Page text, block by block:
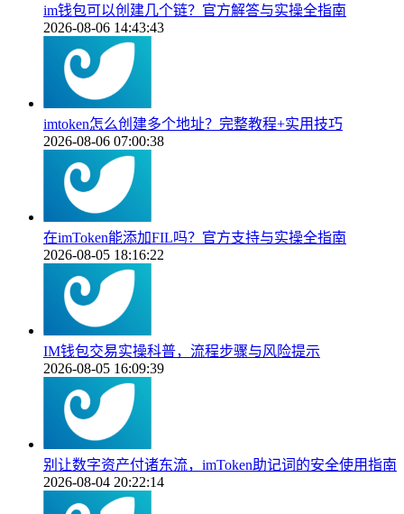
im钱包可以创建几个链？官方解答与实操全指南
2026-08-06 14:43:43
imtoken怎么创建多个地址？完整教程+实用技巧
2026-08-06 07:00:38
在imToken能添加FIL吗？官方支持与实操全指南
2026-08-05 18:16:22
IM钱包交易实操科普，流程步骤与风险提示
2026-08-05 16:09:39
别让数字资产付诸东流，imToken助记词的安全使用指南
2026-08-04 20:22:14